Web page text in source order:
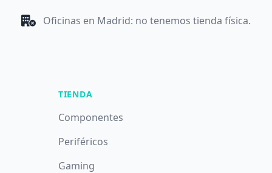
Oficinas en Madrid: no tenemos tienda física.
TIENDA
Componentes
Periféricos
Gaming